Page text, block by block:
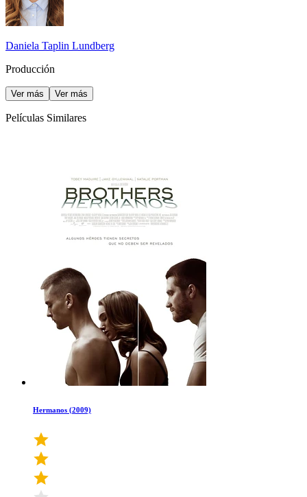
Daniela Taplin Lundberg
Producción
Ver más Ver más
Películas Similares
Hermanos (2009)